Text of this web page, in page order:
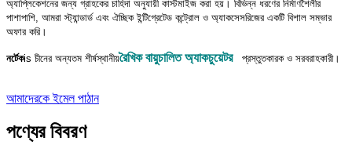
অ্যাপ্লিকেশনের জন্য গ্রাহকের চাহিদা অনুযায়ী কাস্টমাইজ করা হয়। বিভিন্ন ধরণের নির্মাণশৈলীর
পাশাপাশি, আমরা স্ট্যান্ডার্ড এবং ঐচ্ছিক ইন্টিগ্রেটেড কন্ট্রোল ও অ্যাকসেসরিজের একটি বিশাল সম্ভার
অফার করি।
নর্টেকis চীনের অন্যতম শীর্ষস্থানীয়রৈখিক বায়ুচালিত অ্যাকচুয়েটর প্রস্তুতকারক ও সরবরাহকারী।
আমাদেরকে ইমেল পাঠান
পণ্যের বিবরণ